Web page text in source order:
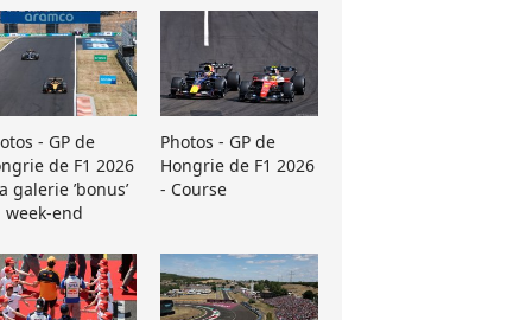
- GP de
de F1 2026
galerie ’bonus’
week-end
Photos - GP de
Hongrie de F1 2026
- Course